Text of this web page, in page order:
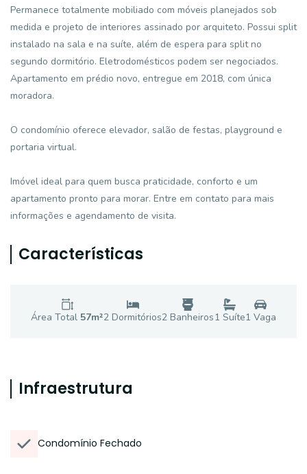
Permanece totalmente mobiliado com móveis planejados sob
medida e projeto de interiores assinado por arquiteto. Possui split
instalado na sala e na suíte, além de espera para split no
segundo dormitório. Eletrodomésticos podem ser negociados.
Apartamento em prédio novo, entregue em 2018, com única
moradora.
O condomínio oferece elevador, salão de festas, playground e
portaria virtual.
Imóvel ideal para quem busca praticidade, conforto e um
apartamento pronto para morar. Entre em contato para mais
informações e agendamento de visita.
Características
Área Total 57m²2 Dormitórios2 Banheiros1 Suíte1 Vaga
Infraestrutura
Condomínio Fechado